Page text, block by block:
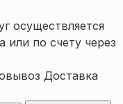
осуществляется
или по счету через
Доставка